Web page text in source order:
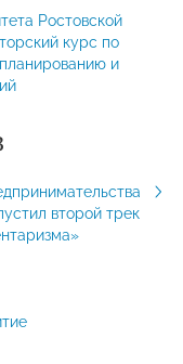
Ростовской
курс по
и
второй трек